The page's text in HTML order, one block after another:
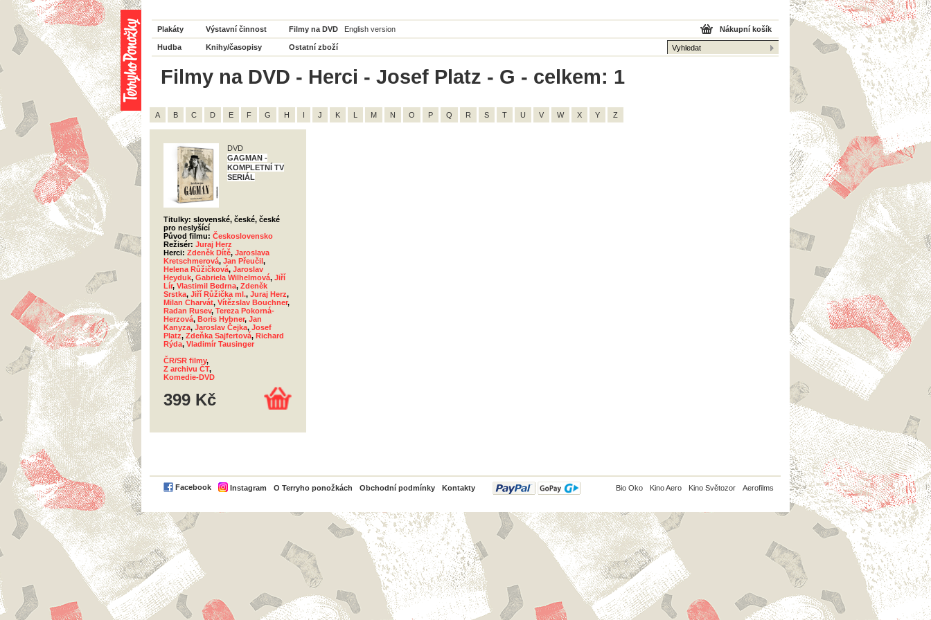
Plakáty Výstavní činnost Filmy na DVD English version
Hudba Knihy/časopisy Ostatní zboží
Nákupní košík
Filmy na DVD - Herci - Josef Platz - G - celkem: 1
A B C D E F G H I J K L M N O P Q R S T U V W X Y Z
DVD
GAGMAN -
KOMPLETNÍ TV
SERIÁL
Titulky: slovenské, české, české
pro neslyšící
Původ filmu: Československo
Režisér: Juraj Herz
Herci: Zdeněk Dítě, Jaroslava
Kretschmerová, Jan Přeučil,
Helena Růžičková, Jaroslav
Heyduk, Gabriela Wilhelmová, Jiří
Lír, Vlastimil Bedrna, Zdeněk
Srstka, Jiří Růžička ml., Juraj Herz,
Milan Charvát, Vítězslav Bouchner,
Radan Rusev, Tereza Pokorná-
Herzová, Boris Hybner, Jan
Kanyza, Jaroslav Čejka, Josef
Platz, Zdeňka Sajfertová, Richard
Rýda, Vladimír Tausinger
ČR/SR filmy,
Z archivu ČT,
Komedie-DVD
399 Kč
Facebook Instagram O Terryho ponožkách Obchodní podmínky Kontakty
PayPal Bio Oko Kino Aero Kino Světozor Aerofilms